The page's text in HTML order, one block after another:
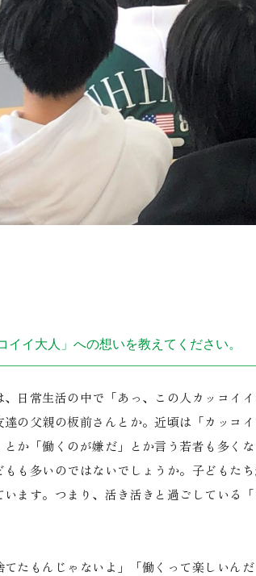
イイ大人」への想いを教えてください。
日常生活の中で「あっ、この人カッコイ
達の父親の板前さんとか。近頃は「カッコ
とか「働くのが嫌だ」とか言う若者も多く
も多いのではないでしょうか。子どもた
います。つまり、活き活きと過ごしている
てたもんじゃないよ」「働くって楽しいんだ